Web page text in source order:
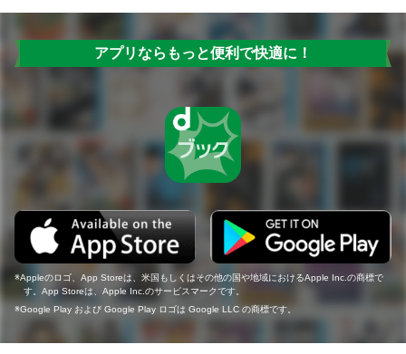
アプリならもっと便利で快適に！
Appleのロゴ、App Storeは、米国もしくはその他の国や地域におけるApple Inc.の商標で
す。App Storeは、Apple Inc.のサービスマークです。
Google Play および Google Play ロゴは Google LLC の商標です。